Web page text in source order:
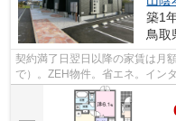
築1
鳥取
契約満了日翌日以降の家賃は月
で）。ZEH物件。省エネ。イン
車場3300円/台（2台可）。一坪